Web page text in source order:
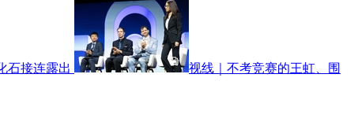
石接连露出 视线｜不考竞赛的王虹、围